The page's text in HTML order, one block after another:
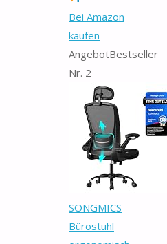
Bei Amazon
kaufen
AngebotBestseller
Nr. 2
SONGMICS
Bürostuhl